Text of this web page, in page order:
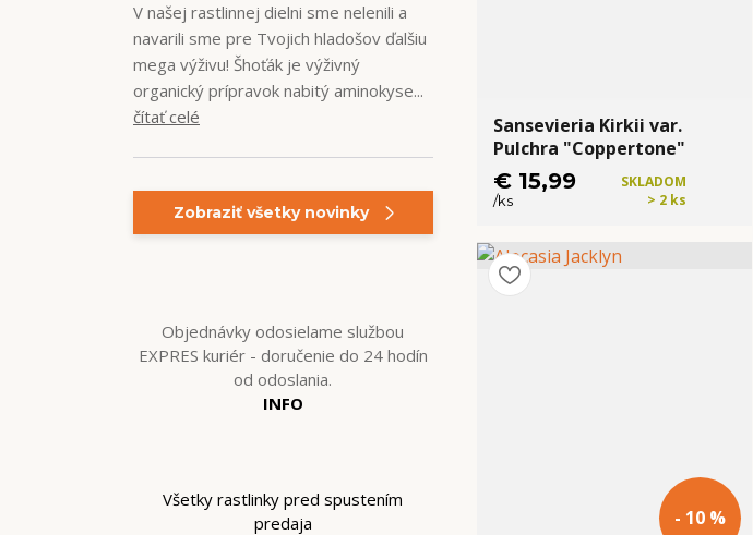
Sansevieria Kirkii var.
Pulchra "Coppertone"
€ 15,99
/ks
SKLADOM
> 2 ks
Kúpiť
- 10 %
V našej rastlinnej dielni sme nelenili a
navarili sme pre Tvojich hladošov ďalšiu
mega výživu! Šhoťák je výživný
organický prípravok nabitý aminokyse...
čítať celé
Zobraziť všetky novinky
Objednávky odosielame službou
EXPRES kuriér - doručenie do 24 hodín
od odoslania.
INFO
Všetky rastlinky pred spustením
predaja